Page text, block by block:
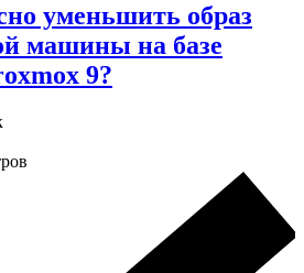
уменьшить образ
машины на базе
9?